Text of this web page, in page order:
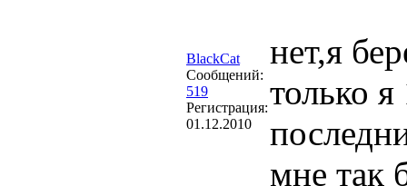
BlackCat
Сообщений:
519
Регистрация:
01.12.2010
нет,я
только
мне так